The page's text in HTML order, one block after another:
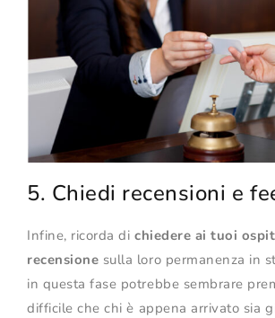
5. Chiedi recensioni e
Infine, ricorda di chiedere ai tuoi
recensione sulla loro permanenza in
in questa fase potrebbe sembrare
difficile che chi è appena arrivato sia